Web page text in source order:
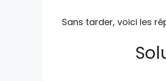
Sans tarder, voici les